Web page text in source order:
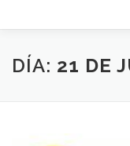
INICIO ZTE
DÍA: 21 DE